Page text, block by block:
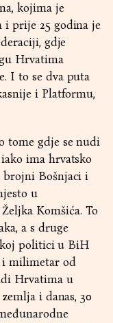
kojima je
i prije 25 godina je
gdje
Hrvatima
I to se dva puta
i Platformu,
tome gdje se nudi
ima hrvatsko
brojni Bošnjaci i
u
Komšića. To
a s druge
politici u BiH
i milimetar od
Hrvatima u
i danas, 30